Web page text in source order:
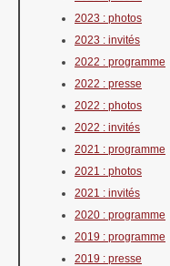
2023 : photos
2023 : invités
2022 : programme
2022 : presse
2022 : photos
2022 : invités
2021 : programme
2021 : photos
2021 : invités
2020 : programme
2019 : programme
2019 : presse